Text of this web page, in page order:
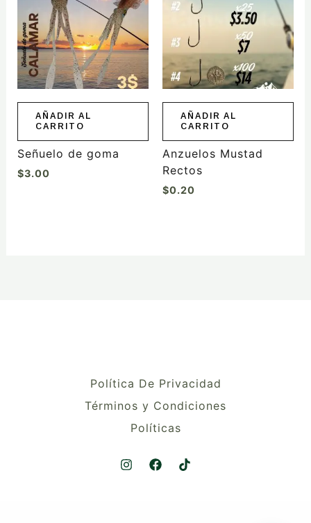
AÑADIR AL
CARRITO
Señuelo de goma
$3.00
AÑADIR AL
CARRITO
Anzuelos Mustad
Rectos
$0.20
Política De Privacidad
Términos y Condiciones
Políticas